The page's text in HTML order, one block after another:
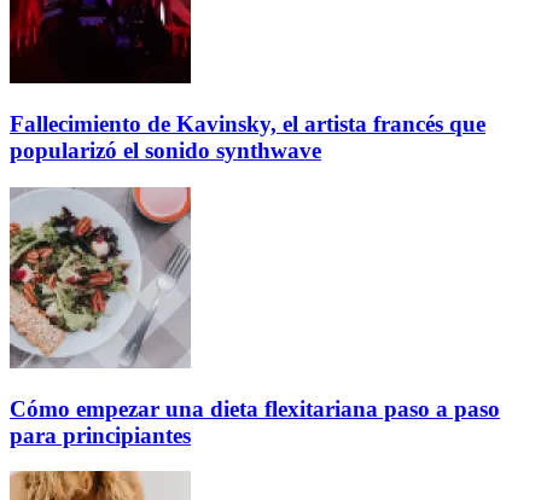
Fallecimiento de Kavinsky, el artista francés que
popularizó el sonido synthwave
Cómo empezar una dieta flexitariana paso a paso
para principiantes